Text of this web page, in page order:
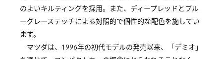
のよいキルティングを採用。また、ディープレッドとブル
ーグレーステッチによる対照的で個性的な配色を施してい
ます。
マツダは、1996年の初代モデルの発売以来、「デミオ」